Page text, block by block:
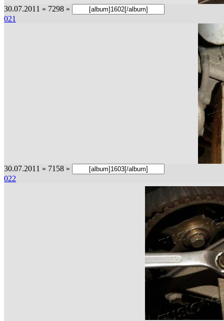
30.07.2011 » 7298 »
021
30.07.2011 » 7158 »
022